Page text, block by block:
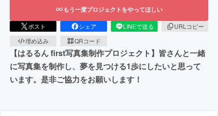
もう一度プロジェクトをやってほしい
ポスト シェア LINEで送る
URLコピー
埋め込み
QRコード
【はるるん first写真集制作プロジェクト】皆さんと一緒
に写真集を制作し、夢を見つける1歩にしたいと思って
います。是非ご協力をお願いします！